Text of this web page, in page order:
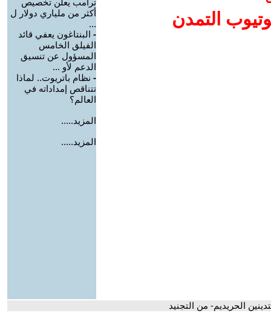
التمدن
ترامب يعلن تخصيص
أكثر من ملياري دولار ل
...
- البنتاغون يعفي قائد
الفيلق الخامس
المسؤول عن تنسيق
الدعم لأو ...
- نظام باتريوت.. لماذا
تتناقص إمداداته في
العالم؟
المزيد.....
المزيد.....
الحريديم- من التجنيد